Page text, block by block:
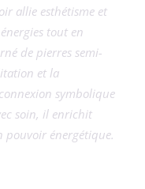
allie esthétisme et
tout en
de pierres semi-
et la
symbolique
soin, il enrichit
pouvoir énergétique.